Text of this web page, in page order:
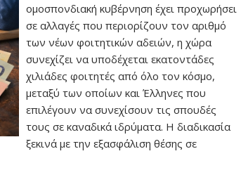
ομοσπονδιακή κυβέρνηση έχει προχωρήσει
σε αλλαγές που περιορίζουν τον αριθμό
των νέων φοιτητικών αδειών, η χώρα
συνεχίζει να υποδέχεται εκατοντάδες
χιλιάδες φοιτητές από όλο τον κόσμο,
μεταξύ των οποίων και Έλληνες που
επιλέγουν να συνεχίσουν τις σπουδές
τους σε καναδικά ιδρύματα. Η διαδικασία
ξεκινά με την εξασφάλιση θέσης σε